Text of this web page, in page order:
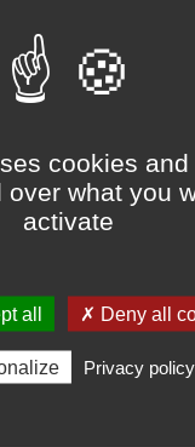
cookies and
over what you
activate
all ✗ Deny all
Privacy policy